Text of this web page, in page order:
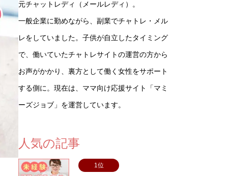
元チャットレディ（メールレディ）。
一般企業に勤めながら、副業でチャトレ・メル
レをしていました。子供が自立したタイミング
で、働いていたチャトレサイトの運営の方から
お声がかかり、裏方として働く女性をサポート
する側に。現在は、ママ向け応援サイト「マミ
ーズジョブ」を運営しています。
人気の記事
1位